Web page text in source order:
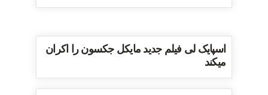
اسپایک لی فیلم جدید مایکل جکسون را اکران
میکند